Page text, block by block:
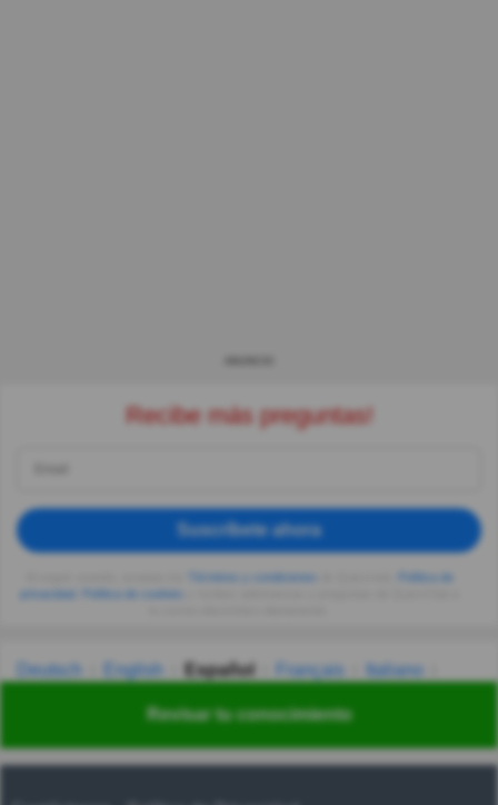
Revisar tu conocimiento
Recibe más preguntas!
Suscríbete ahora
Deutsch English Español Français
Italiano
Українська हिन्दी 한국어 汉语